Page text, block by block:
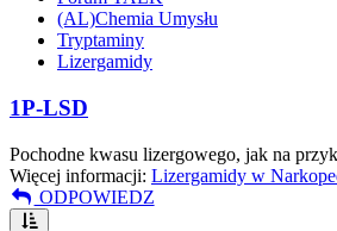
(AL)Chemia Umysłu
Tryptaminy
Lizergamidy
1P-LSD
Pochodne kwasu lizergowego, jak na
Więcej informacji: Lizergamidy w
ODPOWIEDZ